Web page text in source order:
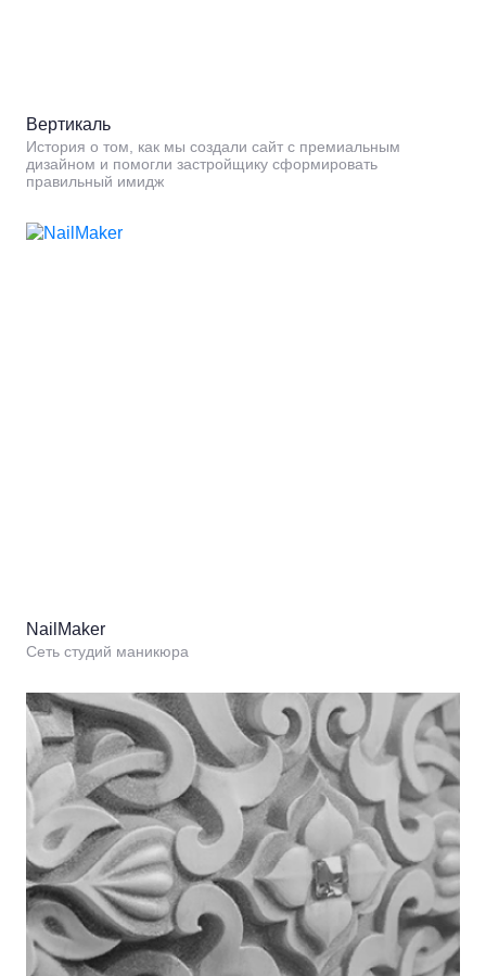
Вертикаль
История о том, как мы создали сайт с премиальным
дизайном и помогли застройщику сформировать
правильный имидж
NailMaker
Сеть студий маникюра